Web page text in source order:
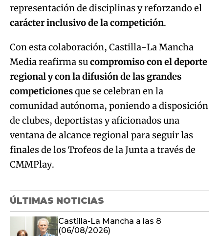
representación de disciplinas y reforzando el
carácter inclusivo de la competición.
Con esta colaboración, Castilla-La Mancha
Media reafirma sucompromiso con el deporte
regional y con la difusión de las grandes
competicionesque se celebran en la
comunidad autónoma, poniendo a disposición
de clubes, deportistas y aficionados una
ventana de alcance regional para seguir las
finales de los Trofeos de la Junta a través de
CMMPlay.
ÚLTIMAS NOTICIAS
Castilla-La Mancha a las 8
(06/08/2026)